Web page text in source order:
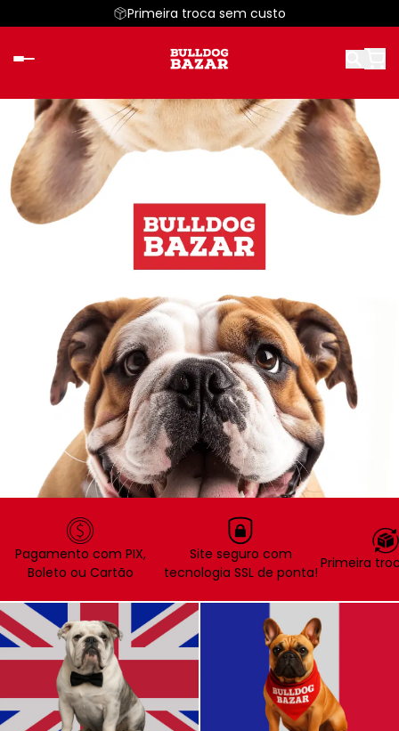
Primeira troca sem custo
Pagamento com PIX,
Boleto ou Cartão
Site seguro com
tecnologia SSL de ponta!
Primeira